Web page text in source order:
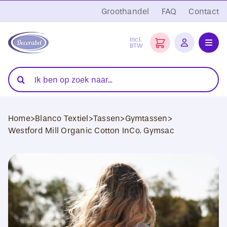
naar
inhoud
Groothandel FAQ Contact
Incl.
BTW
Folies
Transferpersen
Blanco Textiel
Hobby Artikelen
DTF Transfers
Zoeken
naar:
Home>Blanco Textiel>Tassen>Gymtassen>
Westford Mill Organic Cotton InCo. Gymsac